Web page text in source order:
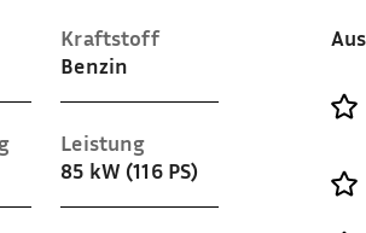
Kraftstoff
Benzin
Leistung
85 kW (116 PS)